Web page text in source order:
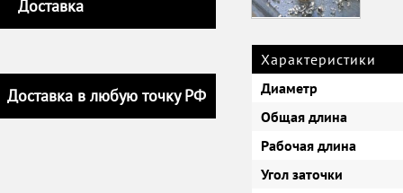
Доставка
Доставка в любую точку РФ
Характеристики
Диаметр
Общая длина
Рабочая длина
Угол заточки